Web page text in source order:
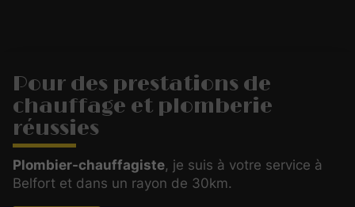
Pour des prestations de
chauffage et plomberie
réussies
Plombier-chauffagiste, je suis à votre service à
Belfort et dans un rayon de 30km.